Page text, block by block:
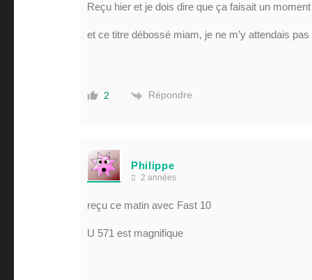
Reçu hier et je dois dire que ça faisait un
et ce titre débossé miam, je ne m’y attendais
2 Répondre
Philippe
2 années
reçu ce matin avec Fast 10
U 571 est magnifique